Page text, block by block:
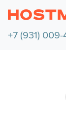
+7 (931)